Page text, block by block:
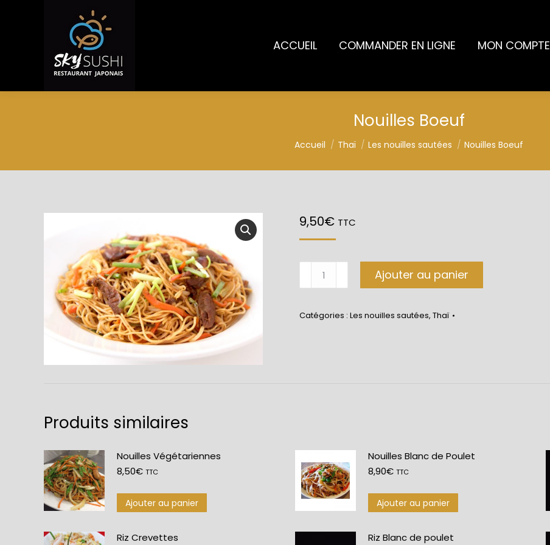
ACCUEIL COMMANDER EN LIGNE MON COMPTE
Nouilles Boeuf
Vous êtes ici :
Accueil Thaï Les nouilles sautées Nouilles Boeuf
9,50€ TTC
quantité
de
Boeuf
Ajouter au panier
Catégories : Les nouilles sautées, Thaï
Produits similaires
Nouilles Végétariennes
8,50€ TTC
Ajouter au panier
Nouilles Blanc de Poulet
8,90€ TTC
Ajouter au panier
Riz Crevettes Riz Blanc de poulet